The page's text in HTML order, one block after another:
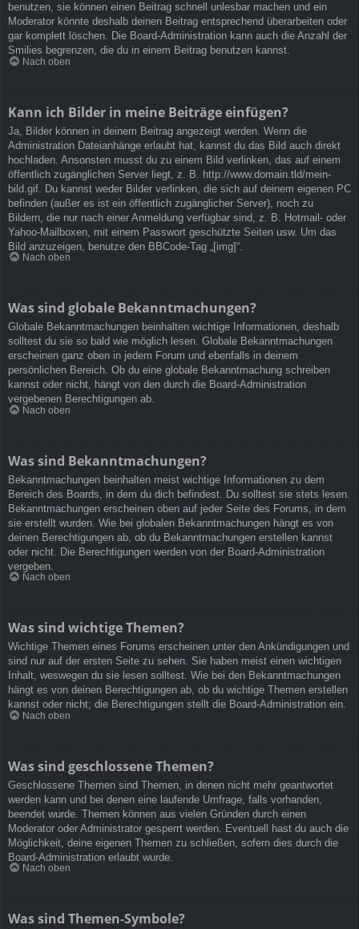
benutzen, sie können einen Beitrag schnell unlesbar machen und ein
Moderator könnte deshalb deinen Beitrag entsprechend überarbeiten oder
gar komplett löschen. Die Board-Administration kann auch die Anzahl der
Smilies begrenzen, die du in einem Beitrag benutzen kannst.
Nach oben
Kann ich Bilder in meine Beiträge einfügen?
Ja, Bilder können in deinem Beitrag angezeigt werden. Wenn die
Administration Dateianhänge erlaubt hat, kannst du das Bild auch direkt
hochladen. Ansonsten musst du zu einem Bild verlinken, das auf einem
öffentlich zugänglichen Server liegt, z. B. http://www.domain.tld/mein-
bild.gif. Du kannst weder Bilder verlinken, die sich auf deinem eigenen PC
befinden (außer es ist ein öffentlich zugänglicher Server), noch zu
Bildern, die nur nach einer Anmeldung verfügbar sind, z. B. Hotmail- oder
Yahoo-Mailboxen, mit einem Passwort geschützte Seiten usw. Um das
Bild anzuzeigen, benutze den BBCode-Tag „[img]“.
Nach oben
Was sind globale Bekanntmachungen?
Globale Bekanntmachungen beinhalten wichtige Informationen, deshalb
solltest du sie so bald wie möglich lesen. Globale Bekanntmachungen
erscheinen ganz oben in jedem Forum und ebenfalls in deinem
persönlichen Bereich. Ob du eine globale Bekanntmachung schreiben
kannst oder nicht, hängt von den durch die Board-Administration
vergebenen Berechtigungen ab.
Nach oben
Was sind Bekanntmachungen?
Bekanntmachungen beinhalten meist wichtige Informationen zu dem
Bereich des Boards, in dem du dich befindest. Du solltest sie stets lesen.
Bekanntmachungen erscheinen oben auf jeder Seite des Forums, in dem
sie erstellt wurden. Wie bei globalen Bekanntmachungen hängt es von
deinen Berechtigungen ab, ob du Bekanntmachungen erstellen kannst
oder nicht. Die Berechtigungen werden von der Board-Administration
vergeben.
Nach oben
Was sind wichtige Themen?
Wichtige Themen eines Forums erscheinen unter den Ankündigungen und
sind nur auf der ersten Seite zu sehen. Sie haben meist einen wichtigen
Inhalt, weswegen du sie lesen solltest. Wie bei den Bekanntmachungen
hängt es von deinen Berechtigungen ab, ob du wichtige Themen erstellen
kannst oder nicht; die Berechtigungen stellt die Board-Administration ein.
Nach oben
Was sind geschlossene Themen?
Geschlossene Themen sind Themen, in denen nicht mehr geantwortet
werden kann und bei denen eine laufende Umfrage, falls vorhanden,
beendet wurde. Themen können aus vielen Gründen durch einen
Moderator oder Administrator gesperrt werden. Eventuell hast du auch die
Möglichkeit, deine eigenen Themen zu schließen, sofern dies durch die
Board-Administration erlaubt wurde.
Nach oben
Was sind Themen-Symbole?